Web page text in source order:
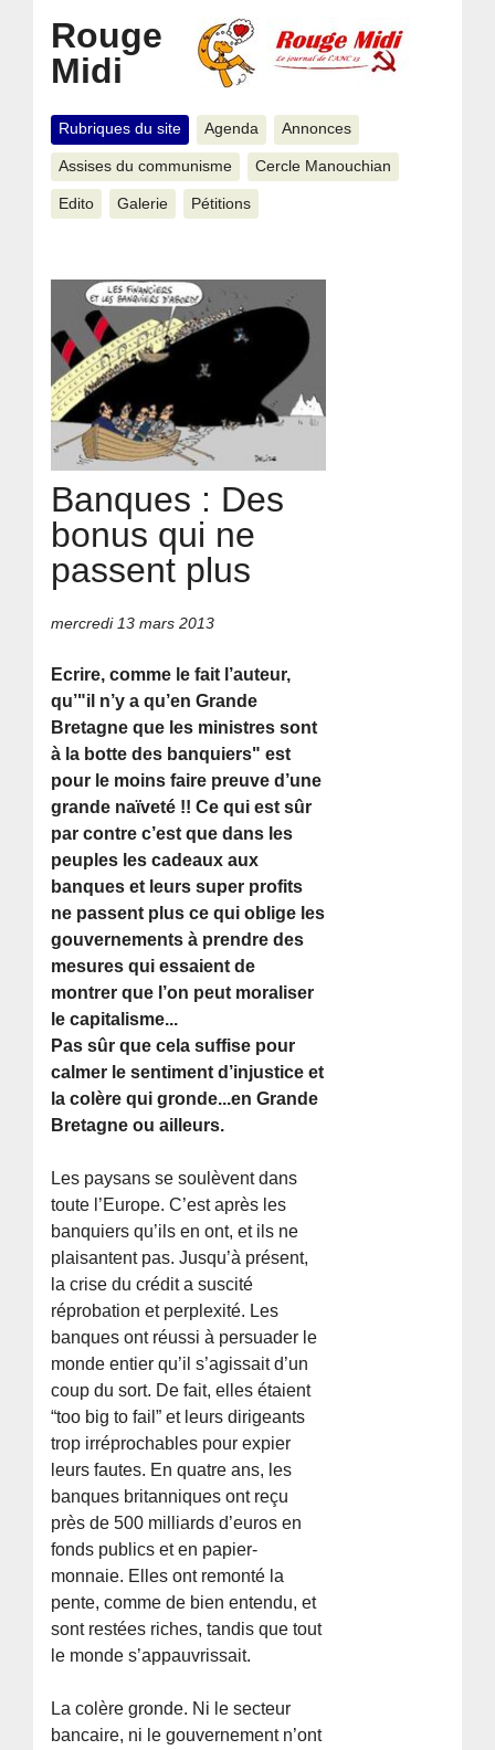
Rouge
Midi
Rubriques du site Agenda Annonces
Assises du communisme Cercle Manouchian
Edito Galerie Pétitions
Banques : Des
bonus qui ne
passent plus
mercredi 13 mars 2013
Ecrire, comme le fait l’auteur,
qu’"il n’y a qu’en Grande
Bretagne que les ministres sont
à la botte des banquiers" est
pour le moins faire preuve d’une
grande naïveté !! Ce qui est sûr
par contre c’est que dans les
peuples les cadeaux aux
banques et leurs super profits
ne passent plus ce qui oblige les
gouvernements à prendre des
mesures qui essaient de
montrer que l’on peut moraliser
le capitalisme...
Pas sûr que cela suffise pour
calmer le sentiment d’injustice et
la colère qui gronde...en Grande
Bretagne ou ailleurs.
Les paysans se soulèvent dans
toute l’Europe. C’est après les
banquiers qu’ils en ont, et ils ne
plaisantent pas. Jusqu’à présent,
la crise du crédit a suscité
réprobation et perplexité. Les
banques ont réussi à persuader le
monde entier qu’il s’agissait d’un
coup du sort. De fait, elles étaient
“too big to fail” et leurs dirigeants
trop irréprochables pour expier
leurs fautes. En quatre ans, les
banques britanniques ont reçu
près de 500 milliards d’euros en
fonds publics et en papier-
monnaie. Elles ont remonté la
pente, comme de bien entendu, et
sont restées riches, tandis que tout
le monde s’appauvrissait.
La colère gronde. Ni le secteur
bancaire, ni le gouvernement n’ont